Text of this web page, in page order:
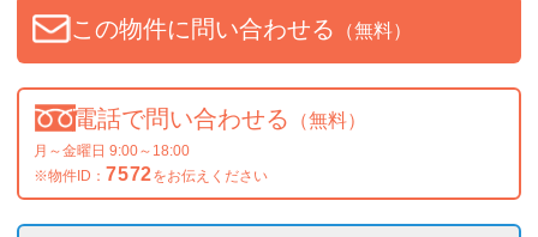
この物件に問い合わせる （無料）
電話で問い合わせる （無料）
月～金曜日 9:00～18:00
※物件ID： 7572をお伝えください